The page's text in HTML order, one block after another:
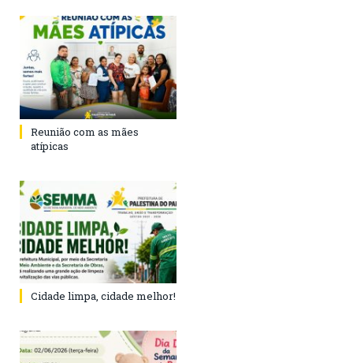
Reunião com as mães
atípicas
Cidade limpa, cidade melhor!